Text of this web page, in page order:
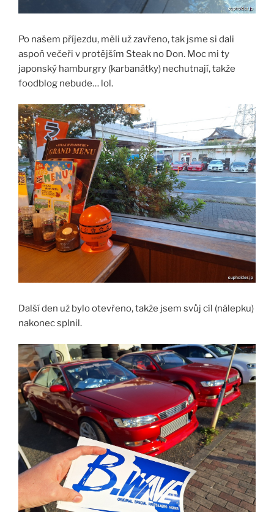
Po našem příjezdu, měli už zavřeno, tak jsme si dali
aspoň večeři v protějším Steak no Don. Moc mi ty
japonský hamburgry (karbanátky) nechutnají, takže
foodblog nebude… lol.
Další den už bylo otevřeno, takže jsem svůj cíl (nálepku)
nakonec splnil.